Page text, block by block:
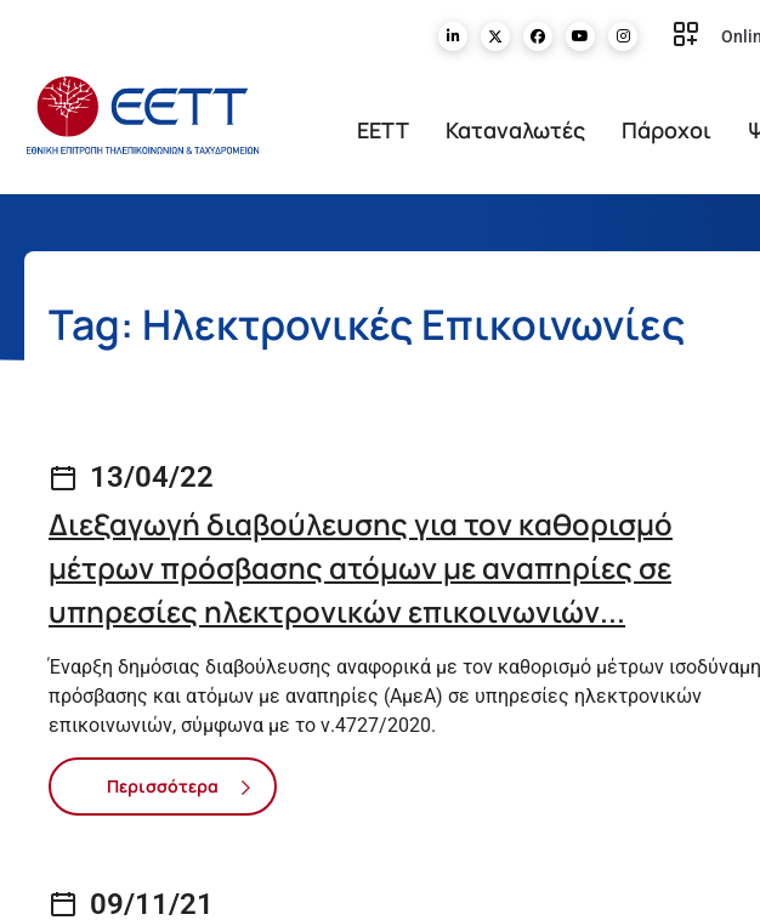
ΕΕΤΤ Καταναλωτές Πάροχοι
Tag: Ηλεκτρονικές Επικοινωνίες
13/04/22
Διεξαγωγή διαβούλευσης για τον καθορισμό
μέτρων πρόσβασης ατόμων με αναπηρίες σε
υπηρεσίες ηλεκτρονικών επικοινωνιών...
Έναρξη δημόσιας διαβούλευσης αναφορικά με τον καθορισμό μέτρων
πρόσβασης και ατόμων με αναπηρίες (ΑμεΑ) σε υπηρεσίες ηλεκτρονικών
επικοινωνιών, σύμφωνα με το ν.4727/2020.
Περισσότερα
09/11/21